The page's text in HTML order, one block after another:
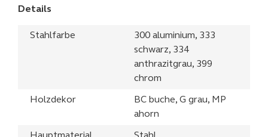
Details
Stahlfarbe
300 aluminium, 333
schwarz, 334
anthrazitgrau, 399
chrom
Holzdekor
BC buche, G grau, MP
ahorn